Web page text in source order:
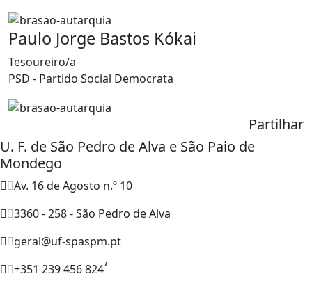
Paulo Jorge Bastos Kókai
Tesoureiro/a
PSD - Partido Social Democrata
Partilhar
U. F. de São Pedro de Alva e São Paio de
Mondego
Av. 16 de Agosto n.º 10
3360 - 258 - São Pedro de Alva
geral@uf-spaspm.pt
+351 239 456 824*